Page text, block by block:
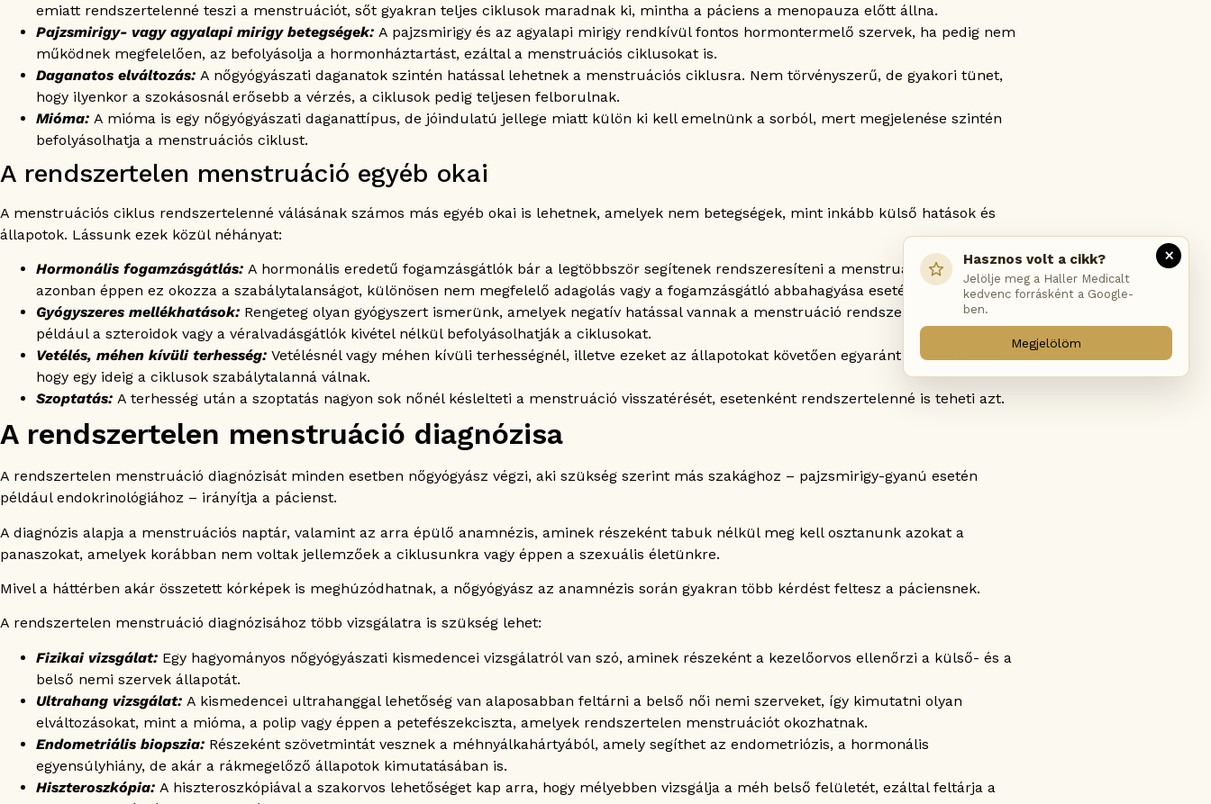
emiatt rendszertelenné teszi a menstruációt, sőt gyakran teljes ciklusok maradnak ki, mintha a páciens a menopauza előtt állna.
Pajzsmirigy- vagy agyalapi mirigy betegségek: A pajzsmirigy és az agyalapi mirigy rendkívül fontos hormontermelő szervek, ha pedig nem
működnek megfelelően, az befolyásolja a hormonháztartást, ezáltal a menstruációs ciklusokat is.
Daganatos elváltozás: A nőgyógyászati daganatok szintén hatással lehetnek a menstruációs ciklusra. Nem törvényszerű, de gyakori tünet,
hogy ilyenkor a szokásosnál erősebb a vérzés, a ciklusok pedig teljesen felborulnak.
Mióma: A mióma is egy nőgyógyászati daganattípus, de jóindulatú jellege miatt külön ki kell emelnünk a sorból, mert megjelenése szintén
befolyásolhatja a menstruációs ciklust.
A rendszertelen menstruáció egyéb okai
A menstruációs ciklus rendszertelenné válásának számos más egyéb okai is lehetnek, amelyek nem betegségek, mint inkább külső hatások és
állapotok. Lássunk ezek közül néhányat:
Hormonális fogamzásgátlás: A hormonális eredetű fogamzásgátlók bár a legtöbbször segítenek rendszeresíteni a menstruációt, gyakran
azonban éppen ez okozza a szabálytalanságot, különösen nem megfelelő adagolás vagy a fogamzásgátló abbahagyása esetén.
Gyógyszeres mellékhatások: Rengeteg olyan gyógyszert ismerünk, amelyek negatív hatással vannak a menstruáció rendszerességére, így
például a szteroidok vagy a véralvadásgátlók kivétel nélkül befolyásolhatják a ciklusokat.
Vetélés, méhen kívüli terhesség: Vetélésnél vagy méhen kívüli terhességnél, illetve ezeket az állapotokat követően egyaránt előfordulhat,
hogy egy ideig a ciklusok szabálytalanná válnak.
Szoptatás: A terhesség után a szoptatás nagyon sok nőnél késlelteti a menstruáció visszatérését, esetenként rendszertelenné is teheti azt.
A rendszertelen menstruáció diagnózisa
A rendszertelen menstruáció diagnózisát minden esetben nőgyógyász végzi, aki szükség szerint más szakághoz – pajzsmirigy-gyanú esetén
például endokrinológiához – irányítja a pácienst.
A diagnózis alapja a menstruációs naptár, valamint az arra épülő anamnézis, aminek részeként tabuk nélkül meg kell osztanunk azokat a
panaszokat, amelyek korábban nem voltak jellemzőek a ciklusunkra vagy éppen a szexuális életünkre.
Mivel a háttérben akár összetett kórképek is meghúzódhatnak, a nőgyógyász az anamnézis során gyakran több kérdést feltesz a páciensnek.
A rendszertelen menstruáció diagnózisához több vizsgálatra is szükség lehet:
Fizikai vizsgálat: Egy hagyományos nőgyógyászati kismedencei vizsgálatról van szó, aminek részeként a kezelőorvos ellenőrzi a külső- és a
belső nemi szervek állapotát.
Ultrahang vizsgálat: A kismedencei ultrahanggal lehetőség van alaposabban feltárni a belső női nemi szerveket, így kimutatni olyan
elváltozásokat, mint a mióma, a polip vagy éppen a petefészekciszta, amelyek rendszertelen menstruációt okozhatnak.
Endometriális biopszia: Részeként szövetmintát vesznek a méhnyálkahártyából, amely segíthet az endometriózis, a hormonális
egyensúlyhiány, de akár a rákmegelőző állapotok kimutatásában is.
Hiszteroszkópia: A hiszteroszkópiával a szakorvos lehetőséget kap arra, hogy mélyebben vizsgálja a méh belső felületét, ezáltal feltárja a
×
Hasznos volt a cikk?
Jelölje meg a Haller Medicalt
kedvenc forrásként a Google-
ben.
Megjelölöm